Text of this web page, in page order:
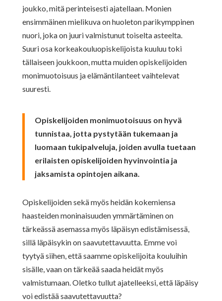
joukko, mitä perinteisesti ajatellaan. Monien
ensimmäinen mielikuva on huoleton parikymppinen
nuori, joka on juuri valmistunut toiselta asteelta.
Suuri osa korkeakouluopiskelijoista kuuluu toki
tällaiseen joukkoon, mutta muiden opiskelijoiden
monimuotoisuus ja elämäntilanteet vaihtelevat
suuresti.
Opiskelijoiden monimuotoisuus on hyvä
tunnistaa, jotta pystytään tukemaan ja
luomaan tukipalveluja, joiden avulla tuetaan
erilaisten opiskelijoiden hyvinvointia ja
jaksamista opintojen aikana.
Opiskelijoiden sekä myös heidän kokemiensa
haasteiden moninaisuuden ymmärtäminen on
tärkeässä asemassa myös läpäisyn edistämisessä,
sillä läpäisykin on saavutettavuutta. Emme voi
tyytyä siihen, että saamme opiskelijoita kouluihin
sisälle, vaan on tärkeää saada heidät myös
valmistumaan. Oletko tullut ajatelleeksi, että läpäisy
voi edistää saavutettavuutta?